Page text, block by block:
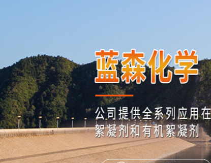
橡胶隔离剂
本产品是一种通过特定工艺制成
盐，适用于橡胶塑料产品作为抗
脱模剂、防粘剂使用。